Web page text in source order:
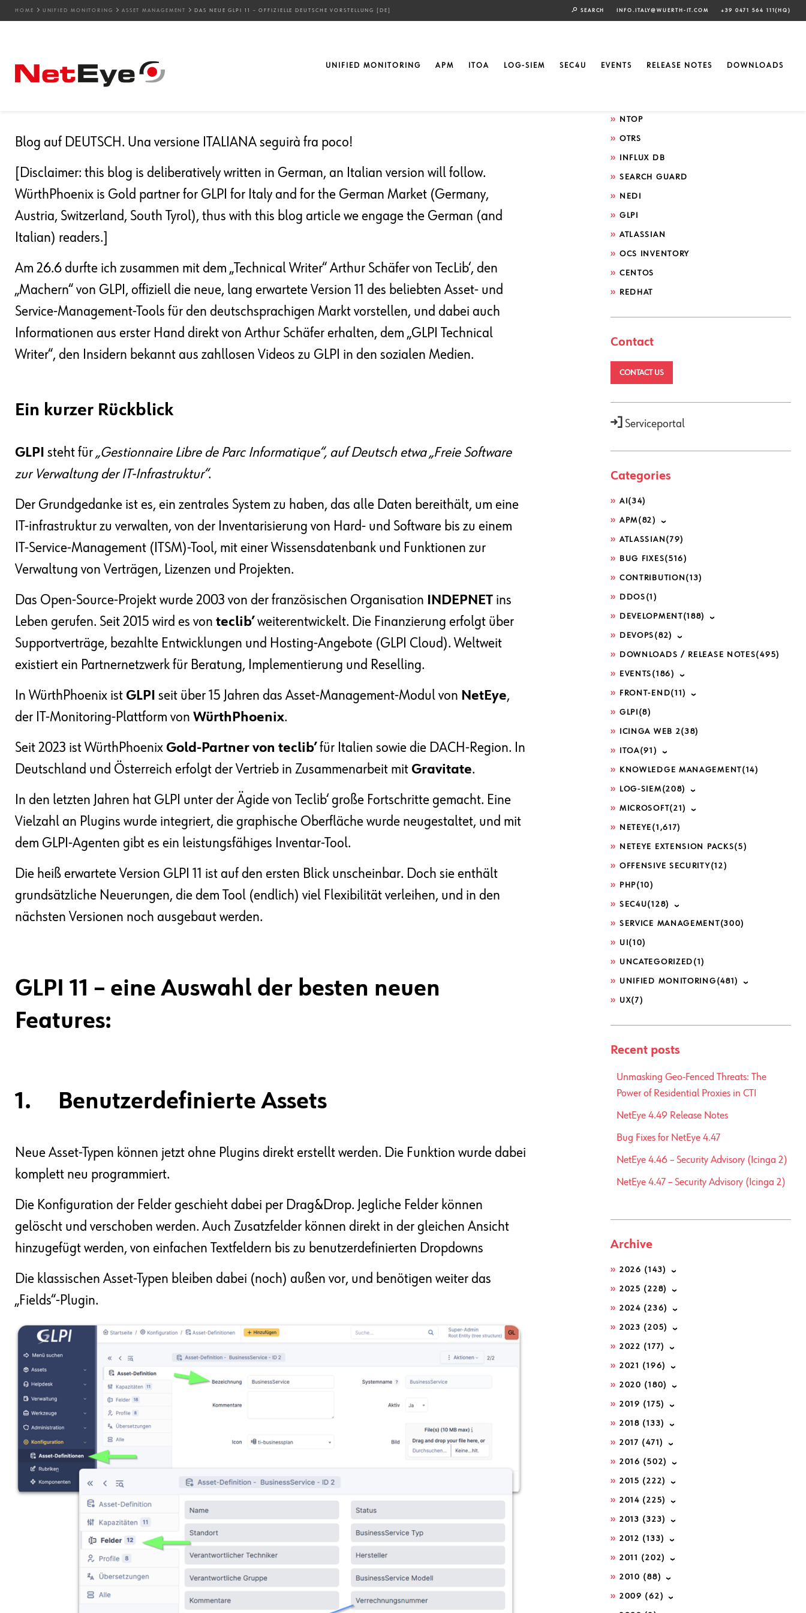
HOME UNIFIED MONITORING ASSET MANAGEMENT DAS NEUE GLPI 11 – OFFIZIELLE DEUTSCHE VORSTELLUNG [DE] SEARCH INFO.ITALY@WUERTH-IT.COM +39 0471 564 111(HQ)
UNIFIED MONITORING APM ITOA LOG-SIEM SEC4U EVENTS RELEASE NOTES DOWNLOADS
Das neue GLPI 11 – offizielle deutsche
Vorstellung [DE]
Blog auf DEUTSCH. Una versione ITALIANA seguirà fra poco!
[Disclaimer: this blog is deliberatively written in German, an Italian version will follow.
WürthPhoenix is Gold partner for GLPI for Italy and for the German Market (Germany,
Austria, Switzerland, South Tyrol), thus with this blog article we engage the German (and
Italian) readers.]
Am 26.6 durfte ich zusammen mit dem „Technical Writer“ Arthur Schäfer von TecLib‘, den
„Machern“ von GLPI, offiziell die neue, lang erwartete Version 11 des beliebten Asset- und
Service-Management-Tools für den deutschsprachigen Markt vorstellen, und dabei auch
Informationen aus erster Hand direkt von Arthur Schäfer erhalten, dem „GLPI Technical
Writer“, den Insidern bekannt aus zahllosen Videos zu GLPI in den sozialen Medien.
Ein kurzer Rückblick
GLPI steht für „Gestionnaire Libre de Parc Informatique“, auf Deutsch etwa „Freie Software
zur Verwaltung der IT-Infrastruktur“.
Der Grundgedanke ist es, ein zentrales System zu haben, das alle Daten bereithält, um eine
IT-infrastruktur zu verwalten, von der Inventarisierung von Hard- und Software bis zu einem
IT-Service-Management (ITSM)-Tool, mit einer Wissensdatenbank und Funktionen zur
Verwaltung von Verträgen, Lizenzen und Projekten.
Das Open-Source-Projekt wurde 2003 von der französischen Organisation INDEPNET ins
Leben gerufen. Seit 2015 wird es von teclib’weiterentwickelt. Die Finanzierung erfolgt über
Supportverträge, bezahlte Entwicklungen und Hosting-Angebote (GLPI Cloud). Weltweit
existiert ein Partnernetzwerk für Beratung, Implementierung und Reselling.
In WürthPhoenix ist GLPI seit über 15 Jahren das Asset-Management-Modul von NetEye,
der IT-Monitoring-Plattform von WürthPhoenix.
Seit 2023 ist WürthPhoenix Gold-Partner von teclib’für Italien sowie die DACH-Region. In
Deutschland und Österreich erfolgt der Vertrieb in Zusammenarbeit mit Gravitate.
In den letzten Jahren hat GLPI unter der Ägide von Teclib‘ große Fortschritte gemacht. Eine
Vielzahl an Plugins wurde integriert, die graphische Oberfläche wurde neugestaltet, und mit
dem GLPI-Agenten gibt es ein leistungsfähiges Inventar-Tool.
Die heiß erwartete Version GLPI 11 ist auf den ersten Blick unscheinbar. Doch sie enthält
grundsätzliche Neuerungen, die dem Tool (endlich) viel Flexibilität verleihen, und in den
nächsten Versionen noch ausgebaut werden.
GLPI 11 – eine Auswahl der besten neuen
Features:
1. Benutzerdefinierte Assets
Neue Asset-Typen können jetzt ohne Plugins direkt erstellt werden. Die Funktion wurde dabei
komplett neu programmiert.
Die Konfiguration der Felder geschieht dabei per Drag&Drop. Jegliche Felder können
gelöscht und verschoben werden. Auch Zusatzfelder können direkt in der gleichen Ansicht
hinzugefügt werden, von einfachen Textfeldern bis zu benutzerdefinierten Dropdowns
Die klassischen Asset-Typen bleiben dabei (noch) außen vor, und benötigen weiter das
„Fields“-Plugin.
ELASTIC
NTOP
OTRS
INFLUX DB
SEARCH GUARD
NEDI
GLPI
ATLASSIAN
OCS INVENTORY
CENTOS
REDHAT
Contact
CONTACT US
Serviceportal
Categories
AI (34)
APM(82)
ATLASSIAN (79)
BUG FIXES(516)
CONTRIBUTION (13)
DDOS (1)
DEVELOPMENT(188)
DEVOPS (82)
DOWNLOADS / RELEASE NOTES(495)
EVENTS (186)
FRONT-END(11)
GLPI (8)
ICINGA WEB 2(38)
ITOA(91)
KNOWLEDGE MANAGEMENT(14)
LOG-SIEM(208)
MICROSOFT(21)
NETEYE (1,617)
NETEYE EXTENSION PACKS(5)
OFFENSIVE SECURITY(12)
PHP(10)
SEC4U(128)
SERVICE MANAGEMENT(300)
UI (10)
UNCATEGORIZED (1)
UNIFIED MONITORING (481)
UX(7)
Recent posts
Unmasking Geo-Fenced Threats: The
Power of Residential Proxies in CTI
NetEye 4.49 Release Notes
Bug Fixes for NetEye 4.47
NetEye 4.46 – Security Advisory (Icinga 2)
NetEye 4.47 – Security Advisory (Icinga 2)
Archive
2026 (143)
2025 (228)
2024 (236)
2023 (205)
2022 (177)
2021 (196)
2020 (180)
2019 (175)
2018 (133)
2017 (471)
2016 (502)
2015 (222)
2014 (225)
2013 (323)
2012 (133)
2011 (202)
2010 (88)
2009 (62)